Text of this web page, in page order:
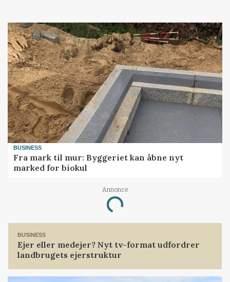
BUSINESS
Fra mark til mur: Byggeriet kan åbne nyt
marked for biokul
Annonce
Loading...
BUSINESS
Ejer eller medejer? Nyt tv-format udfordrer
landbrugets ejerstruktur